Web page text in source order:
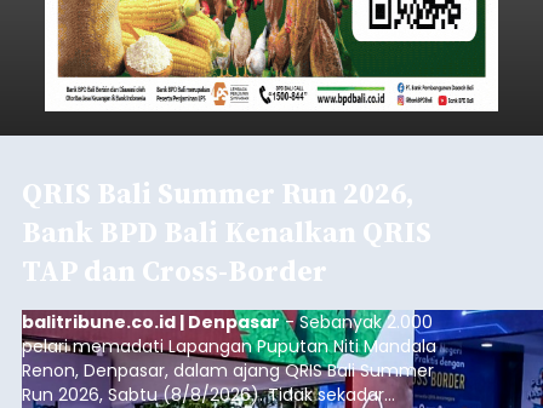
QRIS Bali Summer Run 2026,
Bank BPD Bali Kenalkan QRIS
TAP dan Cross-Border
balitribune.co.id | Denpasar- Sebanyak 2.000
pelari memadati Lapangan Puputan Niti Mandala
Renon, Denpasar, dalam ajang QRIS Bali Summer
Run 2026, Sabtu (8/8/2026). Tidak sekadar